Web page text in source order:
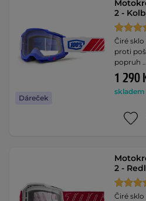
Dáreček
2 -
Čiré
proti
popruh …
1 290
skladem
2 -
Čiré